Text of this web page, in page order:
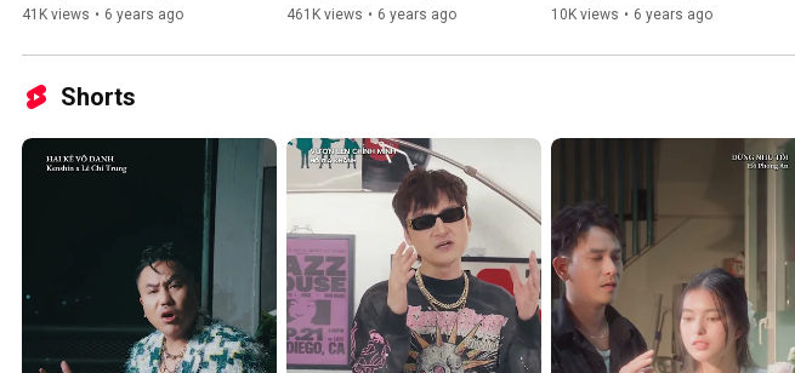
41K views • 6 years ago
461K views • 6 years ago
10K views • 6 years ago
Shorts